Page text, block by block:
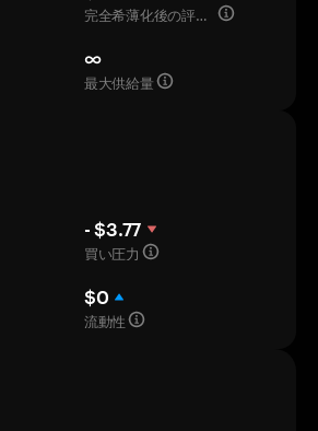
完全希薄化後の評価額
∞
最大供給量
- $3.77
買い圧力
$0
流動性